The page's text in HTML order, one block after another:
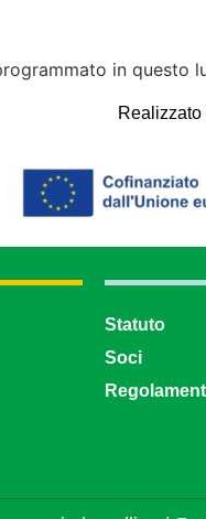
in questo
Statuto
Soci